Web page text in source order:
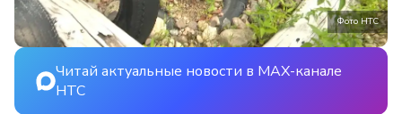
Фото НТС
Читай актуальные новости в MAX-канале
НТС